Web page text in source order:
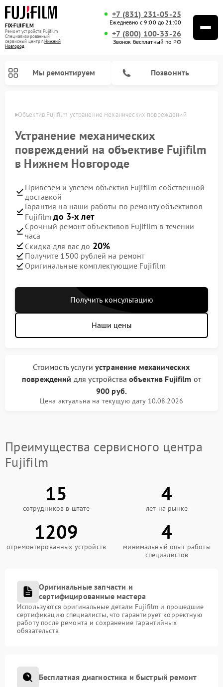
FIX-FUJIFILM
Ремонт устройств Fujifilm
Специализированный
cервисный центр г.Нижний
Новгород
+7 (831) 231-05-25
Ежедневно с 9:00 до 21:00
+7 (800) 100-33-26
Звонок бесплатный по РФ
Мы ремонтируем Позвонить
Объектив Fujifilm устранение механических повреждений
Устранение механических
повреждений на объективе Fujifilm
в Нижнем Новгороде
Привезем и увезем объектив Fujifilm собственной
доставкой
Гарантия на наши работы по ремонту объективов
Fujifilmдо 3-х лет
Срочный ремонт объективов Fujifilm в течении
часа
Скидка для вас до 20%
Получите 1500 рублей на ремонт
Оригинальные комплектующие Fujifilm
Получить консультацию
Наши цены
Стоимость услугиустранение механических
повреждений для устройстваобъектив Fujifilm от
900 руб.
Цена актуальна на текущую дату 10.08.2026
Преимущества сервисного центра
Fujifilm
15
сотрудников в штате
4
лет на рынке
1209
отремонтированных устройств
4
минимальный опыт работы
специалистов
Оригинальные запчасти и
сертифицированные мастера
Используются оригинальные детали Fujifilm и прошедшие
сертификацию специалисты, что гарантирует корректную
работу после ремонта и сохранение гарантийных
обязательств
Бесплатная диагностика и быстрый ремонт